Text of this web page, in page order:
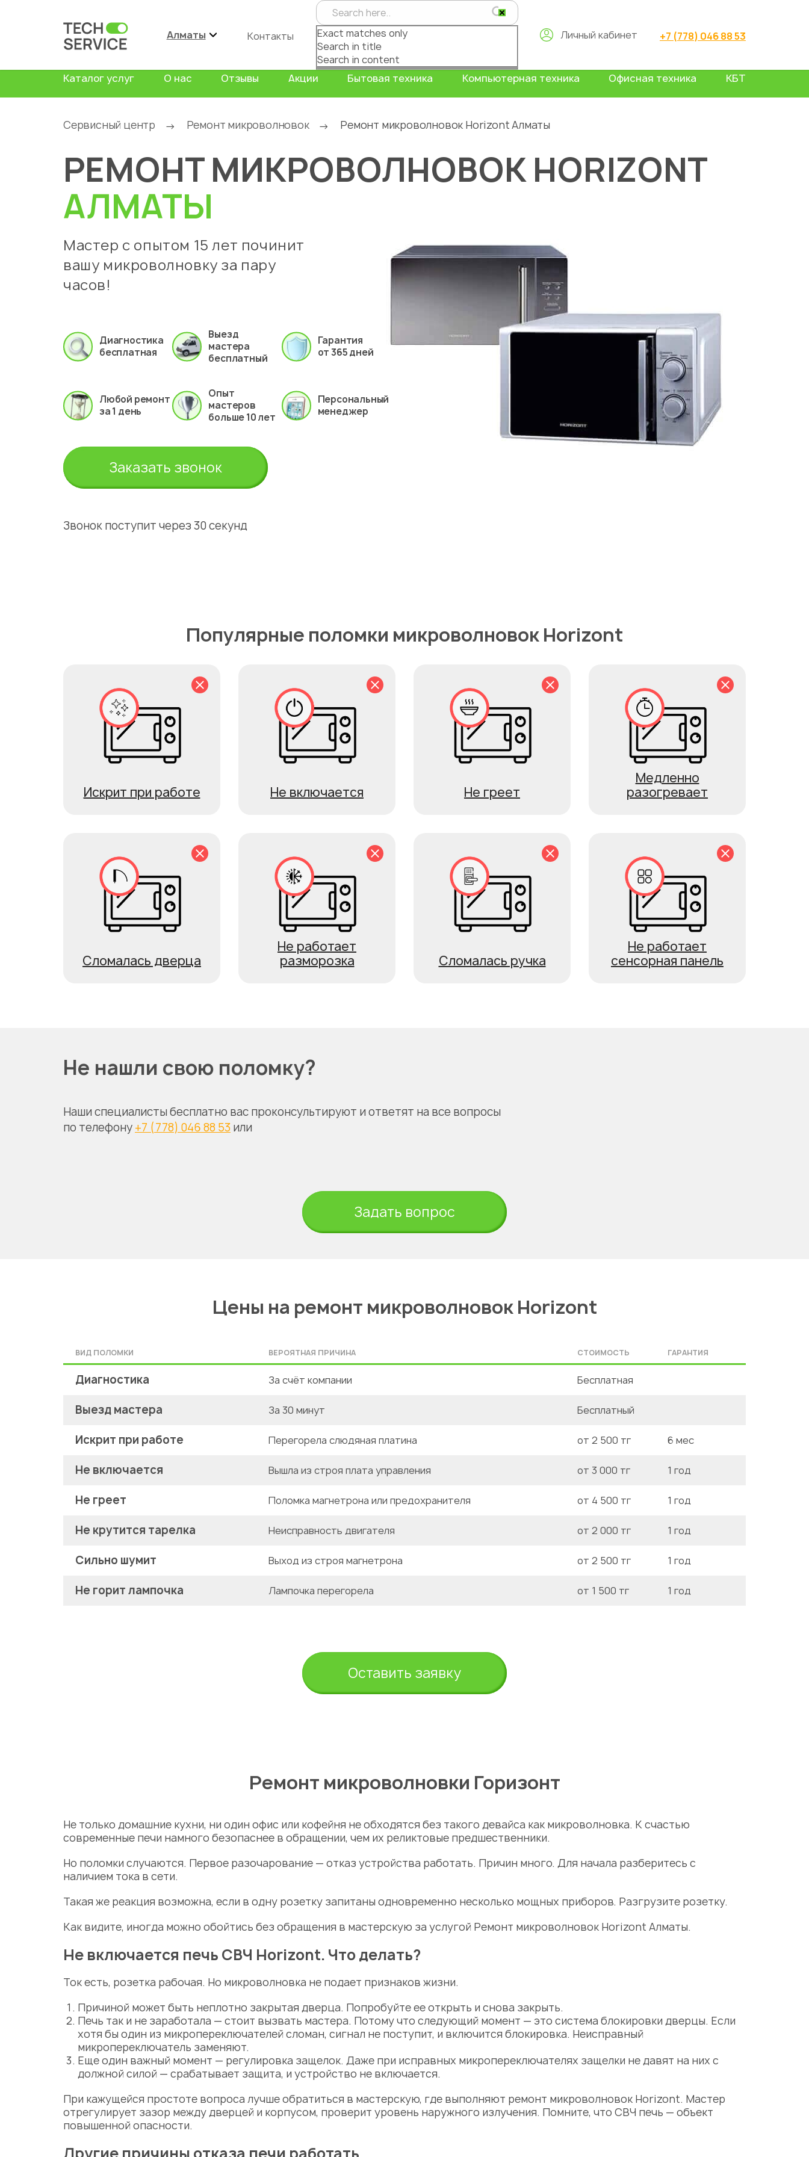
Алматы Контакты
Exact matches only
Search in title
Search in content
Личный кабинет +7 (778) 046 88 53
Каталог услуг О нас Отзывы Акции Бытовая техника Компьютерная техника Офисная техника КБТ
Сервисный центр → Ремонт микроволновок → Ремонт микроволновок Horizont Алматы
РЕМОНТ МИКРОВОЛНОВОК HORIZONT
АЛМАТЫ
Мастер с опытом 15 лет починит
вашу микроволновку за пару
часов!
Диагностика
бесплатная
Выезд
мастера
бесплатный
Гарантия
от 365 дней
Любой ремонт
за 1 день
Опыт
мастеров
больше 10 лет
Персональный
менеджер
Заказать звонок
Звонок поступит через 30 секунд
Популярные поломки микроволновок Horizont
Искрит при работе Не включается Не греет
Медленно
разогревает
Сломалась дверца
Не работает
разморозка
Сломалась ручка
Не работает
сенсорная панель
Не нашли свою поломку?
Наши специалисты бесплатно вас проконсультируют и ответят на все вопросы
по телефону +7 (778) 046 88 53 или
Задать вопрос
Цены на ремонт микроволновок Horizont
ВИД ПОЛОМКИ ВЕРОЯТНАЯ ПРИЧИНА СТОИМОСТЬ ГАРАНТИЯ
Диагностика За счёт компании Бесплатная
Выезд мастера За 30 минут Бесплатный
Искрит при работе Перегорела слюдяная платина от 2 500 тг 6 мес
Не включается Вышла из строя плата управления от 3 000 тг 1 год
Не греет Поломка магнетрона или предохранителя от 4 500 тг 1 год
Не крутится тарелка Неисправность двигателя от 2 000 тг 1 год
Сильно шумит Выход из строя магнетрона от 2 500 тг 1 год
Не горит лампочка Лампочка перегорела от 1 500 тг 1 год
Оставить заявку
Ремонт микроволновки Горизонт
Не только домашние кухни, ни один офис или кофейня не обходятся без такого девайса как микроволновка. К счастью
современные печи намного безопаснее в обращении, чем их реликтовые предшественники.
Но поломки случаются. Первое разочарование — отказ устройства работать. Причин много. Для начала разберитесь с
наличием тока в сети.
Такая же реакция возможна, если в одну розетку запитаны одновременно несколько мощных приборов. Разгрузите розетку.
Как видите, иногда можно обойтись без обращения в мастерскую за услугой Ремонт микроволновок Horizont Алматы.
Не включается печь СВЧ Horizont. Что делать?
Ток есть, розетка рабочая. Но микроволновка не подает признаков жизни.
Причиной может быть неплотно закрытая дверца. Попробуйте ее открыть и снова закрыть.
Печь так и не заработала — стоит вызвать мастера. Потому что следующий момент — это система блокировки дверцы. Если
хотя бы один из микропереключателей сломан, сигнал не поступит, и включится блокировка. Неисправный
микропереключатель заменяют.
Еще один важный момент — регулировка защелок. Даже при исправных микропереключателях защелки не давят на них с
должной силой — срабатывает защита, и устройство не включается.
При кажущейся простоте вопроса лучше обратиться в мастерскую, где выполняют ремонт микроволновок Horizont. Мастер
отрегулирует зазор между дверцей и корпусом, проверит уровень наружного излучения. Помните, что СВЧ печь — объект
повышенной опасности.